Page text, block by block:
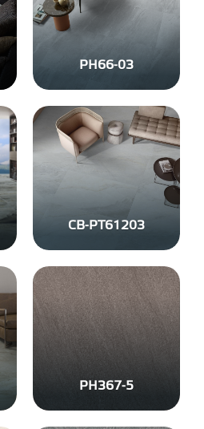
PH66-03
CB-PT61203
PH367-5